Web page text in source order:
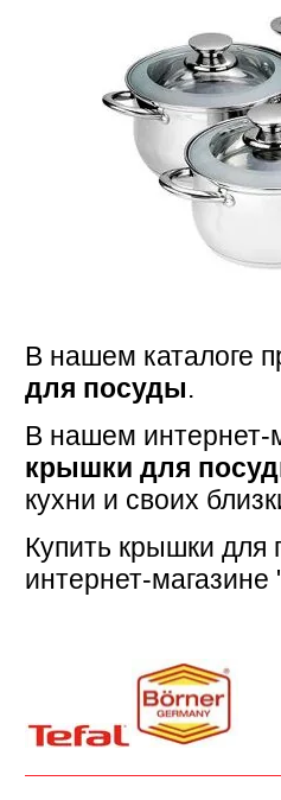
В нашем каталоге
для посуды.
В нашем интернет-
крышки для
кухни и своих
Купить крышки для
интернет-